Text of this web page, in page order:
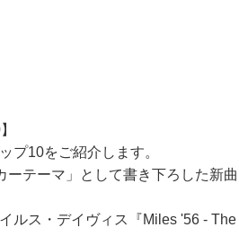
プ10をご紹介します。
テーマ」として書き下ろした新曲
ルス・デイヴィス『Miles '56 - The